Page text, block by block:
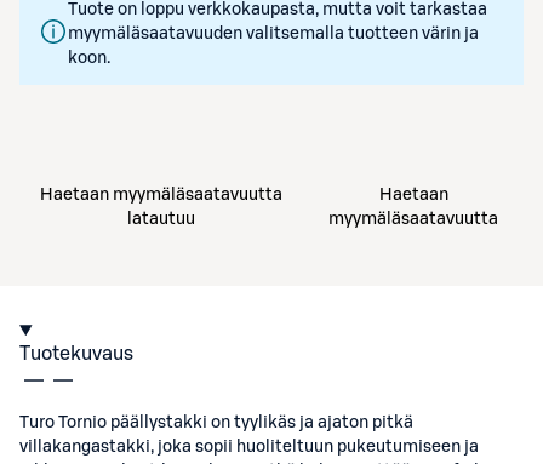
Tuote on loppu verkkokaupasta, mutta voit tarkastaa
myymäläsaatavuuden valitsemalla tuotteen värin ja
koon.
Haetaan myymäläsaatavuutta
latautuu
Haetaan
myymäläsaatavuutta
Tuotekuvaus
Turo Tornio päällystakki on tyylikäs ja ajaton pitkä
villakangastakki, joka sopii huoliteltuun pukeutumiseen ja